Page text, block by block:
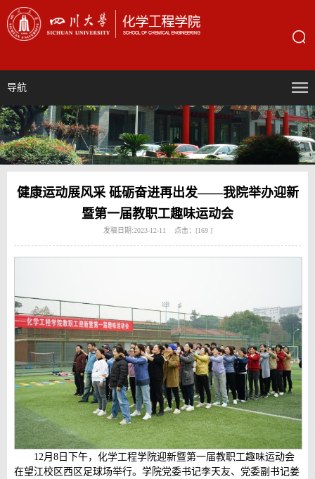
导航
健康运动展风采 砥砺奋进再出发——我院举办迎新
暨第一届教职工趣味运动会
发稿日期:2023-12-11 点击：[169 ]
12月8日下午，化学工程学院迎新暨第一届教职工趣味运动会
在望江校区西区足球场举行。学院党委书记李天友、党委副书记姜